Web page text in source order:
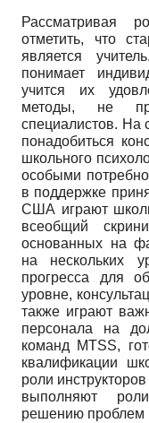
Рассматривая
отметить, что
является
понимает
учится их
методы, не
специалистов. На
понадобиться
школьного
особыми
в поддержке
США играют
всеобщий
основанных на
на нескольких
прогресса для
уровне,
также играют
персонала на
команд MTSS,
квалификации
роли
выполняют
решению проблем